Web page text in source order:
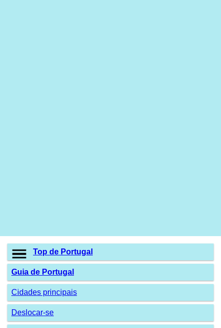
Top de Portugal
Guia de Portugal
Cidades principais
Deslocar-se